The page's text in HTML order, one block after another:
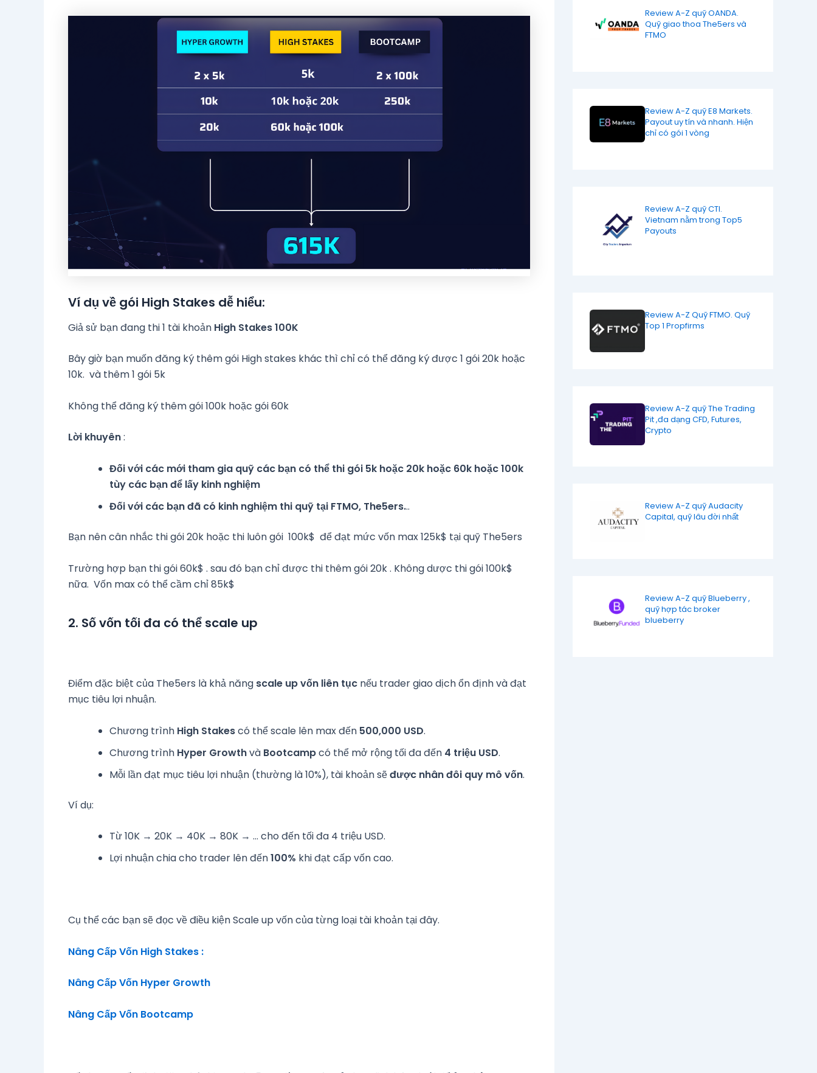
Ví dụ về gói High Stakes dễ hiểu:
Giả sử bạn đang thi 1 tài khoản High Stakes 100K
Bây giờ bạn muốn đăng ký thêm gói High stakes khác thì chỉ có thể đăng ký được 1 gói 20k hoặc
10k. và thêm 1 gói 5k
Không thể đăng ký thêm gói 100k hoặc gói 60k
Lời khuyên:
Đối với các mới tham gia quỹ các bạn có thể thi gói 5k hoặc 20k hoặc 60k hoặc 100k
tùy các bạn để lấy kinh nghiệm
Đối với các bạn đã có kinh nghiệm thi quỹ tại FTMO, The5ers...
Bạn nên cân nhắc thi gói 20k hoặc thi luôn gói 100k$ để đạt mức vốn max 125k$ tại quỹ The5ers
Trường hợp bạn thi gói 60k$ . sau đó bạn chỉ được thi thêm gói 20k . Không dược thi gói 100k$
nữa. Vốn max có thể cầm chỉ 85k$
2. Số vốn tối đa có thể scale up
Điểm đặc biệt của The5ers là khả năng scale up vốn liên tục nếu trader giao dịch ổn định và đạt
mục tiêu lợi nhuận.
Chương trình High Stakescó thể scale lên max đến 500,000 USD.
Chương trình Hyper Growthvà Bootcampcó thể mở rộng tối đa đến 4 triệu USD.
Mỗi lần đạt mục tiêu lợi nhuận (thường là 10%), tài khoản sẽđược nhân đôi quy mô vốn.
Ví dụ:
Từ 10K → 20K → 40K → 80K → … cho đến tối đa 4 triệu USD.
Lợi nhuận chia cho trader lên đến100% khi đạt cấp vốn cao.
Cụ thể các bạn sẽ đọc về điều kiện Scale up vốn của từng loại tài khoản tại đây.
Nâng Cấp Vốn High Stakes :
Nâng Cấp Vốn Hyper Growth
Nâng Cấp Vốn Bootcamp
Review A-Z quỹ OANDA.
Quỹ giao thoa The5ers và
FTMO
Review A-Z quỹ E8 Markets.
Payout uy tín và nhanh. Hiện
chỉ có gói 1 vòng
Review A-Z quỹ CTI.
Vietnam nằm trong Top5
Payouts
Review A-Z Quỹ FTMO. Quỹ
Top 1 Propfirms
Review A-Z quỹ The Trading
Pit ,đa dạng CFD, Futures,
Crypto
Review A-Z quỹ Audacity
Capital, quỹ lâu đời nhất
Review A-Z quỹ Blueberry ,
quỹ hợp tác broker
blueberry